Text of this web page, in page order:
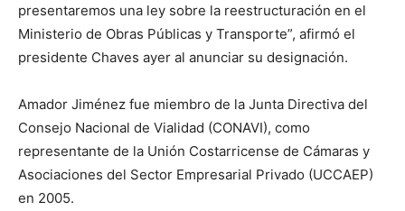
presentaremos una ley sobre la reestructuración en el
Ministerio de Obras Públicas y Transporte”, afirmó el
presidente Chaves ayer al anunciar su designación.
Amador Jiménez fue miembro de la Junta Directiva del
Consejo Nacional de Vialidad (CONAVI), como
representante de la Unión Costarricense de Cámaras y
Asociaciones del Sector Empresarial Privado (UCCAEP)
en 2005.